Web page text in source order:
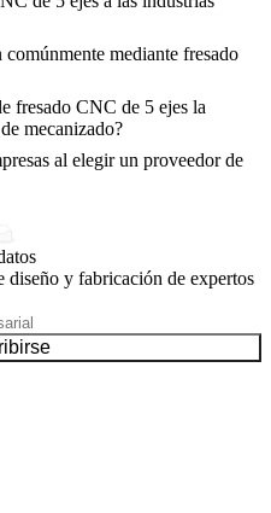
comúnmente mediante fresado
fresado CNC de 5 ejes la
mecanizado?
al elegir un proveedor de
diseño y fabricación de expertos